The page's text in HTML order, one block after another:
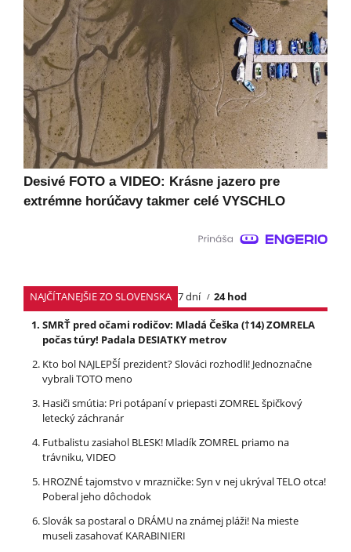
Desivé FOTO a VIDEO: Krásne jazero pre
extrémne horúčavy takmer celé VYSCHLO
NAJČÍTANEJŠIE ZO SLOVENSKA 7 dní
24 hod
SMRŤ pred očami rodičov: Mladá Češka (†14) ZOMRELA
počas túry! Padala DESIATKY metrov
Kto bol NAJLEPŠÍ prezident? Slováci rozhodli! Jednoznačne
vybrali TOTO meno
Hasiči smútia: Pri potápaní v priepasti ZOMREL špičkový
letecký záchranár
Futbalistu zasiahol BLESK! Mladík ZOMREL priamo na
trávniku, VIDEO
HROZNÉ tajomstvo v mrazničke: Syn v nej ukrýval TELO otca!
Poberal jeho dôchodok
Slovák sa postaral o DRÁMU na známej pláži! Na mieste
museli zasahovať KARABINIERI